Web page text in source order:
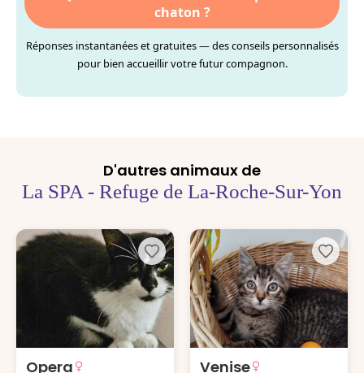
chaton ?
Réponses instantanées et gratuites — des conseils personnalisés
pour bien accueillir votre futur compagnon.
D'autres animaux de
La SPA - Refuge de La-Roche-Sur-Yon
Opera Venise